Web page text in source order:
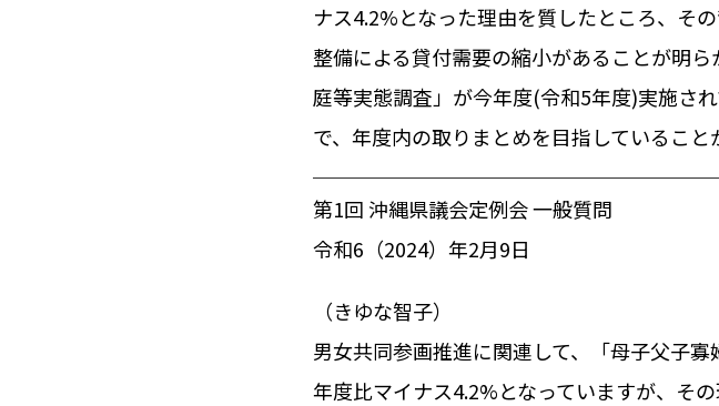
ナス4.2%となった理由を質したところ、そ
整備による貸付需要の縮小があることが明
庭等実態調査」が今年度(令和5年度)実施さ
で、年度内の取りまとめを目指していること
第1回 沖縄県議会定例会 一般質問
令和6（2024）年2月9日
（きゆな智子）
男女共同参画推進に関連して、「母子父子
年度比マイナス4.2%となっていますが、その